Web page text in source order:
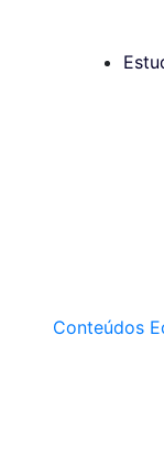
Conteúdos